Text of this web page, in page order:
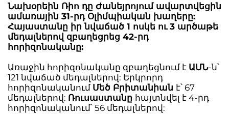
Նախօրեին Ռիո դը Ժանեյրոյում ավարտվեցին
ամառային 31-րդ Օլիմպիական խաղերը:
Հայաստանը իր նվաճած 1 ոսկե ու 3 արծաթե
մեդալներով զբաղեցրեց 42-րդ
հորիզոնականը:
Առաջին հորիզոնականը զբաղեցնում է ԱՄՆ-ն՝
121 նվաճած մեդալներով: Երկրորդ
հորիզոնականում Մեծ Բրիտանիան է՝ 67
մեդալներով: Ռուսաստանը հայտնվել է 4-րդ
հորիզոնականում՝ 56 մեդալներով: